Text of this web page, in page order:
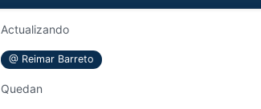
Actualizando
@ Reimar Barreto
Quedan